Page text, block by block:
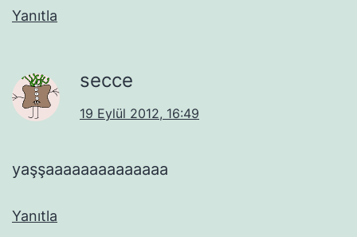
Yanıtla
secce
19 Eylül 2012, 16:49
yaşşaaaaaaaaaaaaaa
Yanıtla